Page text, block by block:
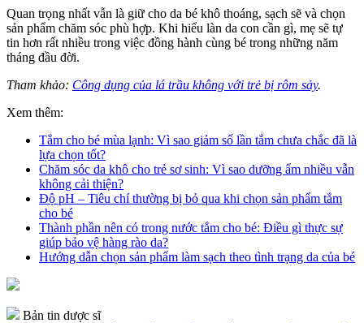
Quan trọng nhất vẫn là giữ cho da bé khô thoáng, sạch sẽ và chọn
sản phẩm chăm sóc phù hợp. Khi hiểu làn da con cần gì, mẹ sẽ tự
tin hơn rất nhiều trong việc đồng hành cùng bé trong những năm
tháng đầu đời.
Tham khảo: Công dụng của lá trầu không với trẻ bị rôm sảy.
Xem thêm:
Tắm cho bé mùa lạnh: Vì sao giảm số lần tắm chưa chắc đã là
lựa chọn tốt?
Chăm sóc da khô cho trẻ sơ sinh: Vì sao dưỡng ẩm nhiều vẫn
không cải thiện?
Độ pH – Tiêu chí thường bị bỏ qua khi chọn sản phẩm tắm
cho bé
Thành phần nên có trong nước tắm cho bé: Điều gì thực sự
giúp bảo vệ hàng rào da?
Hướng dẫn chọn sản phẩm làm sạch theo tình trạng da của bé
Bản tin dược sĩ